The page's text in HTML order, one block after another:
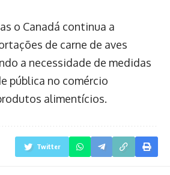
o Canadá continua a
de carne de aves
a necessidade de medidas
pública no comércio
alimentícios.
Twitter